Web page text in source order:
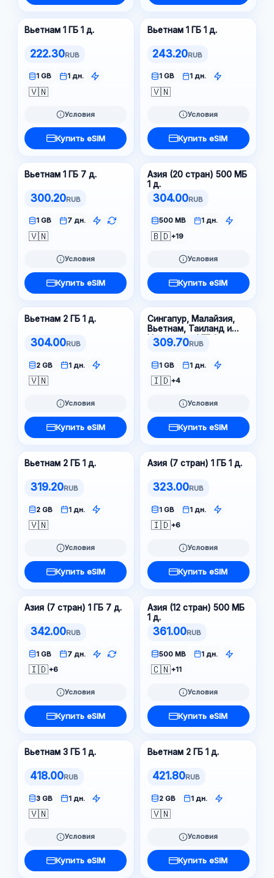
Вьетнам 1 ГБ 1 д.
222.30RUB
1 GB 1 дн.
🇻🇳
Условия
Купить eSIM
Вьетнам 1 ГБ 1 д.
243.20RUB
1 GB 1 дн.
🇻🇳
Условия
Купить eSIM
Вьетнам 1 ГБ 7 д.
300.20RUB
1 GB 7 дн.
🇻🇳
Условия
Купить eSIM
Азия (20 стран) 500 МБ
1 д.
304.00RUB
500 MB 1 дн.
🇧🇩+19
Условия
Купить eSIM
Вьетнам 2 ГБ 1 д.
304.00RUB
2 GB 1 дн.
🇻🇳
Условия
Купить eSIM
Сингапур, Малайзия,
Вьетнам, Таиланд и
Индонезия 1 ГБ 1 д.
309.70RUB
1 GB 1 дн.
🇮🇩+4
Условия
Купить eSIM
Вьетнам 2 ГБ 1 д.
319.20RUB
2 GB 1 дн.
🇻🇳
Условия
Купить eSIM
Азия (7 стран) 1 ГБ 1 д.
323.00RUB
1 GB 1 дн.
🇮🇩+6
Условия
Купить eSIM
Азия (7 стран) 1 ГБ 7 д.
342.00RUB
1 GB 7 дн.
🇮🇩+6
Условия
Купить eSIM
Азия (12 стран) 500 МБ
1 д.
361.00RUB
500 MB 1 дн.
🇨🇳+11
Условия
Купить eSIM
Вьетнам 3 ГБ 1 д.
418.00RUB
3 GB 1 дн.
🇻🇳
Условия
Купить eSIM
Вьетнам 2 ГБ 1 д.
421.80RUB
2 GB 1 дн.
🇻🇳
Условия
Купить eSIM